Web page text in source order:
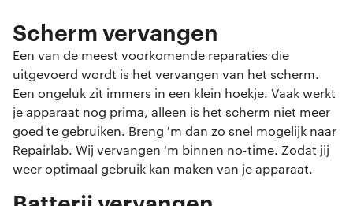
Scherm vervangen
Een van de meest voorkomende reparaties die
uitgevoerd wordt is het vervangen van het scherm.
Een ongeluk zit immers in een klein hoekje. Vaak werkt
je apparaat nog prima, alleen is het scherm niet meer
goed te gebruiken. Breng 'm dan zo snel mogelijk naar
Repairlab. Wij vervangen 'm binnen no-time. Zodat jij
weer optimaal gebruik kan maken van je apparaat.